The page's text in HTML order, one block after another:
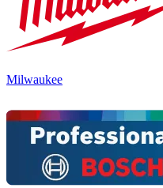
Milwaukee